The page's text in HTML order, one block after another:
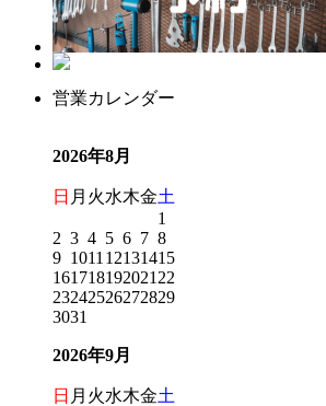
営業カレンダー
2026年8月
日 月 火水木金土
1
2 3 4 5 6 7 8
9 1011 12131415
161718192021 22
23242526272829
3031
2026年9月
日 月 火水木金土